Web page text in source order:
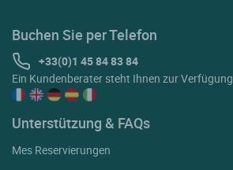
Buchen Sie per Telefon
+33(0)1 45 84 83 84
Ein Kundenberater steht Ihnen zur Verfügung
Unterstützung & FAQs
Mes Reservierungen